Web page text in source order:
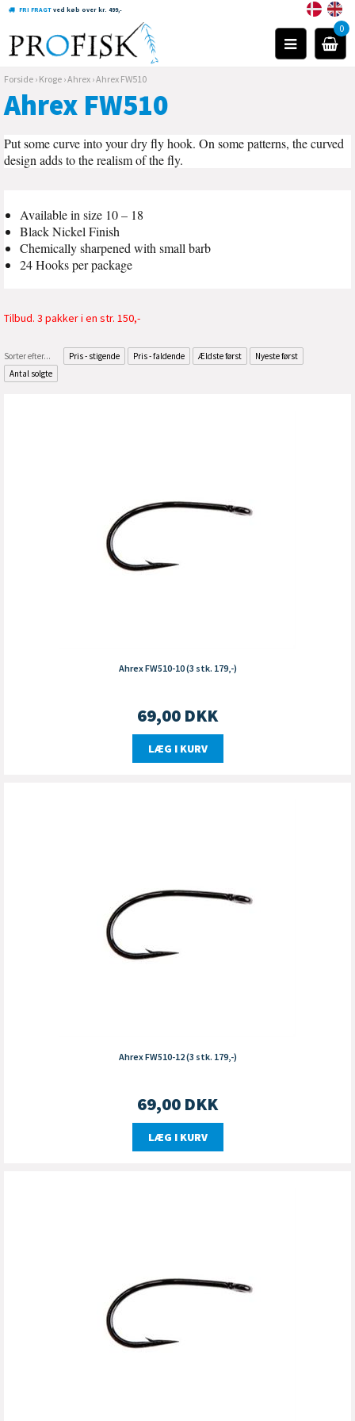
FRI FRAGT ved køb over kr. 499,-
0
Forside › Kroge ›Ahrex ›Ahrex FW510
Ahrex FW510
Put some curve into your dry fly hook. On some patterns, the curved
design adds to the realism of the fly.
Available in size 10 – 18
Black Nickel Finish
Chemically sharpened with small barb
24 Hooks per package
Tilbud. 3 pakker i en str. 150,-
Sorter efter... Pris - stigende Pris - faldende Ældste først
Nyeste først
Antal solgte
Ahrex FW510-10 (3 stk. 179,-)
69,00 DKK
LÆG I KURV
Ahrex FW510-12 (3 stk. 179,-)
69,00 DKK
LÆG I KURV